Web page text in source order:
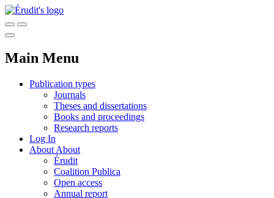
Main Menu
Publication types
Journals
Theses and dissertations
Books and proceedings
Research reports
Log In
About About
Érudit
Coalition Publica
Open access
Annual report